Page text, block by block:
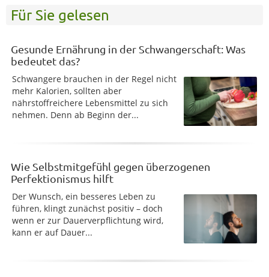
Für Sie gelesen
Gesunde Ernährung in der Schwangerschaft: Was
bedeutet das?
Schwangere brauchen in der Regel nicht
mehr Kalorien, sollten aber
nährstoffreichere Lebensmittel zu sich
nehmen. Denn ab Beginn der...
Wie Selbstmitgefühl gegen überzogenen
Perfektionismus hilft
Der Wunsch, ein besseres Leben zu
führen, klingt zunächst positiv – doch
wenn er zur Dauerverpflichtung wird,
kann er auf Dauer...